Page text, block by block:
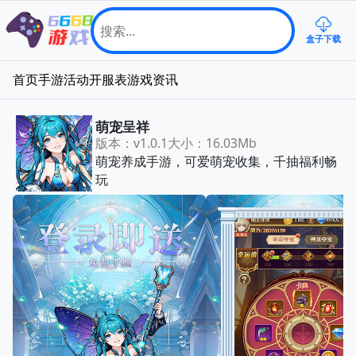
盒子下载
首页手游活动开服表游戏资讯
萌宠呈祥
版本：v1.0.1大小：16.03Mb
萌宠养成手游，可爱萌宠收集，千抽福利畅
玩